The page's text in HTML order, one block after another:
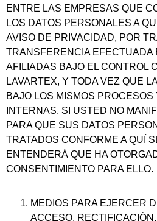
ENTRE LAS EMPRESAS QUE
LOS DATOS PERSONALES A
AVISO DE PRIVACIDAD, POR
TRANSFERENCIA EFECTUADA
AFILIADAS BAJO EL CONTROL
LAVARTEX, Y TODA VEZ QUE
BAJO LOS MISMOS PROCESOS
INTERNAS. SI USTED NO
PARA QUE SUS DATOS
TRATADOS CONFORME A QUÍ
ENTENDERÁ QUE HA
CONSENTIMIENTO PARA ELLO.
MEDIOS PARA EJERCER
ACCESO,